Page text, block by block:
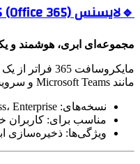
🔹لایسنس Microsoft 365 (Office 365)
مجموعه‌ای ابری، هوشمند و
مانند Microsoft Teams و سرویس‌های امنیتی پیشرفته است.
نسخه‌های: Personal، Family، Business، Enterprise
مناسب برای: کاربران
ویژگی‌ها: ذخیره‌سازی